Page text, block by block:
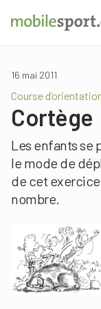
16 mai 2011
Course
Cortège
Les enfants se
le mode de
de cet exercice
nombre.